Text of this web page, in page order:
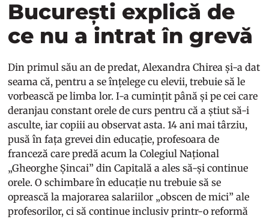
București explică de
ce nu a intrat în grevă
Din primul său an de predat, Alexandra Chirea și-a dat
seama că, pentru a se înțelege cu elevii, trebuie să le
vorbească pe limba lor. I-a cumințit până și pe cei care
deranjau constant orele de curs pentru că a știut să-i
asculte, iar copiii au observat asta. 14 ani mai târziu,
pusă în fața grevei din educație, profesoara de
franceză care predă acum la Colegiul Național
„Gheorghe Șincai” din Capitală a ales să-și continue
orele. O schimbare în educație nu trebuie să se
oprească la majorarea salariilor „obscen de mici” ale
profesorilor, ci să continue inclusiv printr-o reformă